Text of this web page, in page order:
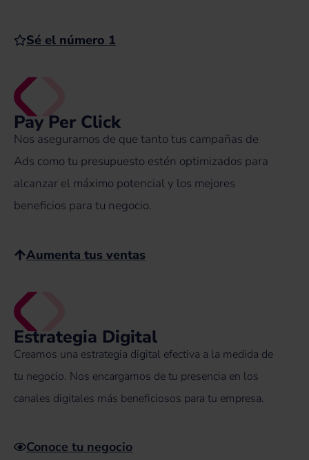
Sé el número 1
Pay Per Click
Nos aseguramos de que tanto tus campañas de
Ads como tu presupuesto estén optimizados para
alcanzar el máximo potencial y los mejores
beneficios para tu negocio.
Aumenta tus ventas
Estrategia Digital
Creamos una estrategia digital efectiva a la medida de
tu negocio. Nos encargamos de tu presencia en los
canales digitales más beneficiosos para tu empresa.
Conoce tu negocio